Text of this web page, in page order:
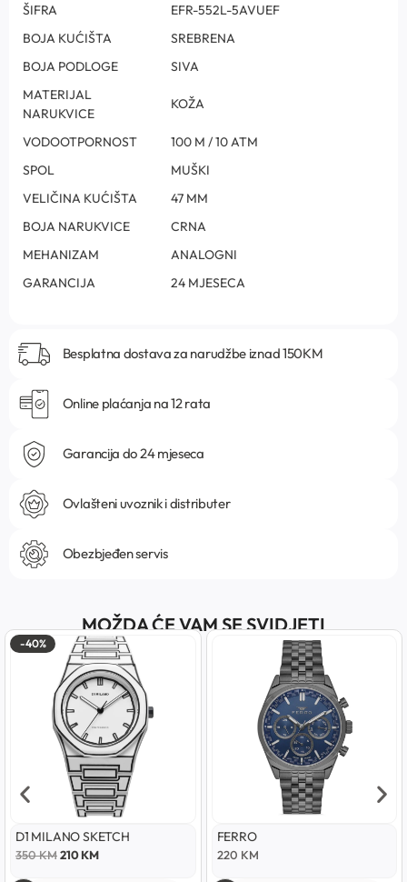
ŠIFRA
EFR-552L-5AVUEF
BOJA KUĆIŠTA
SREBRENA
BOJA PODLOGE
SIVA
MATERIJAL
NARUKVICE
KOŽA
VODOOTPORNOST
100 M / 10 ATM
SPOL
MUŠKI
VELIČINA KUĆIŠTA
47 MM
BOJA NARUKVICE
CRNA
MEHANIZAM
ANALOGNI
GARANCIJA
24 MJESECA
Besplatna dostava za narudžbe iznad 150KM
Online plaćanja na 12 rata
Garancija do 24 mjeseca
Ovlašteni uvoznik i distributer
Obezbjeđen servis
MOŽDA ĆE VAM SE SVIDJETI
-40%
D1 MILANO SKETCH
350KM210KM
FERRO
220 KM